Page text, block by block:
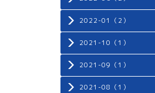
2022-01（2）
2021-10（1）
2021-09（1）
2021-08（1）